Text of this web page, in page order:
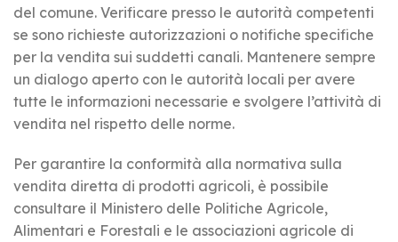
del comune. Verificare presso le autorità competenti
se sono richieste autorizzazioni o notifiche specifiche
per la vendita sui suddetti canali. Mantenere sempre
un dialogo aperto con le autorità locali per avere
tutte le informazioni necessarie e svolgere l’attività di
vendita nel rispetto delle norme.
Per garantire la conformità alla normativa sulla
vendita diretta di prodotti agricoli, è possibile
consultare il Ministero delle Politiche Agricole,
Alimentari e Forestali e le associazioni agricole di